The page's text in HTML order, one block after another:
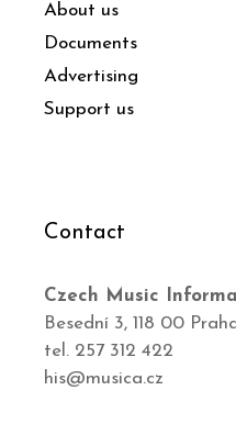
About us
Documents
Advertising
Support us
Contact
Czech Music
Besední 3, 118 00 Praha
tel. 257 312 422
his@musica.cz